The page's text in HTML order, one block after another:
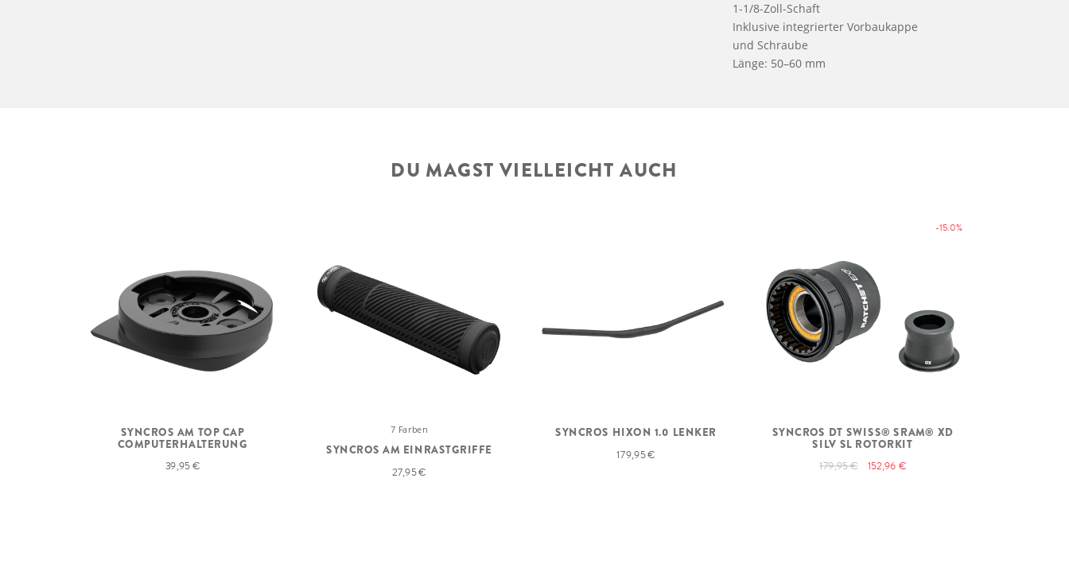
1-1/8-Zoll-Schaft
Inklusive integrierter Vorbaukappe
und Schraube
Länge: 50–60 mm
DU MAGST VIELLEICHT AUCH
SYNCROS AM TOP CAP
COMPUTERHALTERUNG
39,95 €
7 Farben
SYNCROS AM EINRASTGRIFFE
27,95 €
SYNCROS HIXON 1.0 LENKER
179,95 €
-15.0%
SYNCROS DT SWISS® SRAM® XD
SILV SL ROTORKIT
179,95 € 152,96 €